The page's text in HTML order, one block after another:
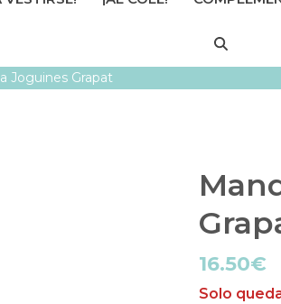
Joguines Grapat
16.50€
Solo